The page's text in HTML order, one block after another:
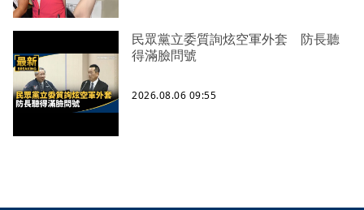
民眾黨立委質詢炫空軍外套 防長聽
得滿臉問號
2026.08.06 09:55